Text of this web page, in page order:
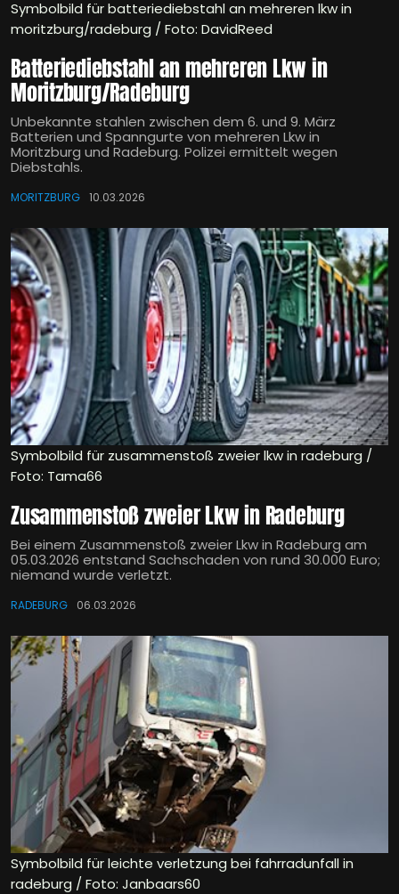
Symbolbild für batteriediebstahl an mehreren lkw in
moritzburg/radeburg / Foto: DavidReed
Batteriediebstahl an mehreren Lkw in
Moritzburg/Radeburg
Unbekannte stahlen zwischen dem 6. und 9. März
Batterien und Spanngurte von mehreren Lkw in
Moritzburg und Radeburg. Polizei ermittelt wegen
Diebstahls.
MORITZBURG 10.03.2026
Symbolbild für zusammenstoß zweier lkw in radeburg /
Foto: Tama66
Zusammenstoß zweier Lkw in Radeburg
Bei einem Zusammenstoß zweier Lkw in Radeburg am
05.03.2026 entstand Sachschaden von rund 30.000 Euro;
niemand wurde verletzt.
RADEBURG 06.03.2026
Symbolbild für leichte verletzung bei fahrradunfall in
radeburg / Foto: Janbaars60